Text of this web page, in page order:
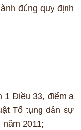
đúng quy định
1 Điều 33, điểm a
Tố tụng dân sự
2011;